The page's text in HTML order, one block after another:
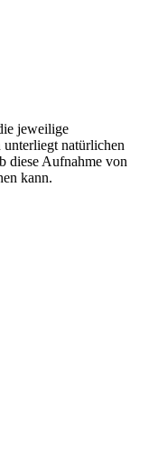
jeweilige
unterliegt natürlichen
diese Aufnahme von
kann.